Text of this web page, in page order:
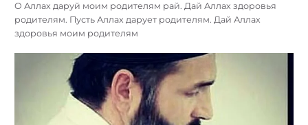
О Аллах даруй моим родителям рай. Дай Аллах здоровья
родителям. Пусть Аллах дарует родителям. Дай Аллах
здоровья моим родителям